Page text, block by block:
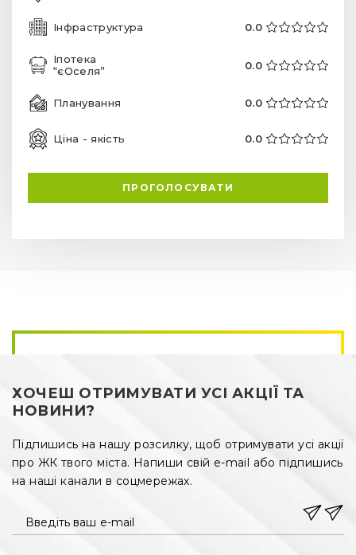
Інфраструктура 0.0
Іпотека
“єОселя”
0.0
Планування 0.0
Ціна - якість 0.0
ПРОГОЛОСУВАТИ
ХОЧЕШ ОТРИМУВАТИ УСІ АКЦІЇ ТА
НОВИНИ?
Підпишись на нашу розсилку, щоб отримувати усі акції
про ЖК твого міста. Напиши свій e-mail або підпишись
на наші канали в соцмережах.
Введіть ваш e-mail